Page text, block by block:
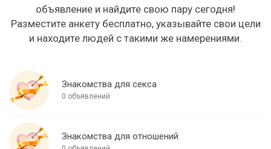
объявление и найдите свою пару сегодня!
Разместите анкету бесплатно, указывайте свои цели
и находите людей с такими же намерениями.
Знакомства для секса
0 объявлений
Знакомства для отношений